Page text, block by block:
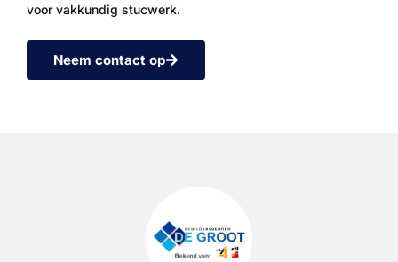
voor vakkundig stucwerk.
Neem contact op